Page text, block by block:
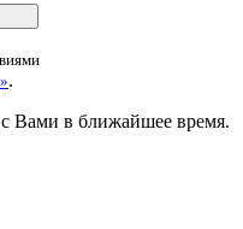
.
Вами в ближайшее время.